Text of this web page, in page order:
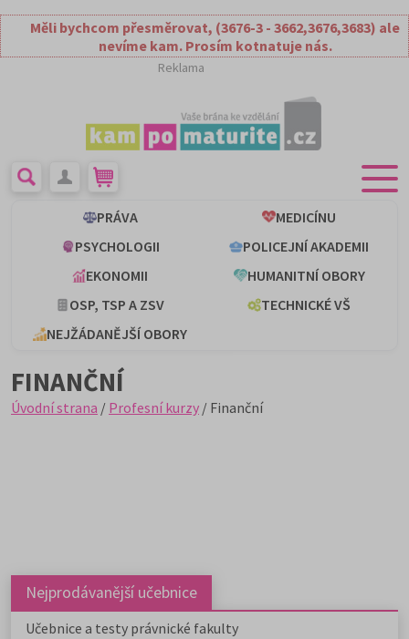
Měli bychcom přesměrovat, (3676-3 - 3662,3676,3683) ale
nevíme kam. Prosím kotnatuje nás.
Reklama
PRÁVA
MEDICÍNU
PSYCHOLOGII
POLICEJNÍ AKADEMII
EKONOMII
HUMANITNÍ OBORY
OSP, TSP A ZSV
TECHNICKÉ VŠ
NEJŽÁDANĚJŠÍ OBORY
FINANČNÍ
Úvodní strana / Profesní kurzy / Finanční
Nejprodávanější učebnice
Učebnice a testy právnické fakulty